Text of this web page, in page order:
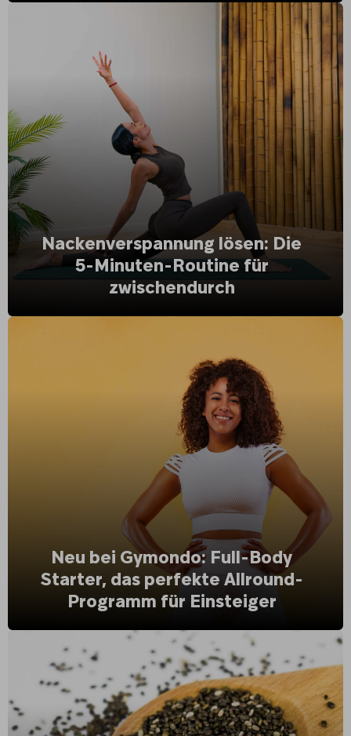
Nackenverspannung lösen: Die
5-Minuten-Routine für
zwischendurch
Neu bei Gymondo: Full-Body
Starter, das perfekte Allround-
Programm für Einsteiger